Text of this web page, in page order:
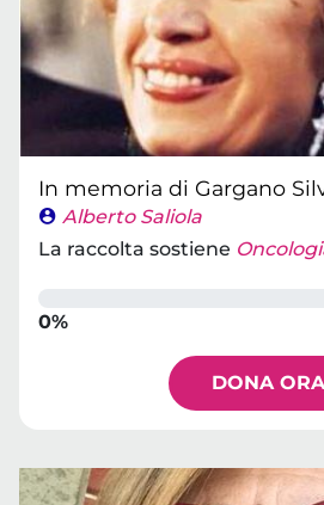
In memoria di Gargano
Alberto Saliola
La raccolta sostiene
0%
DONA ORA